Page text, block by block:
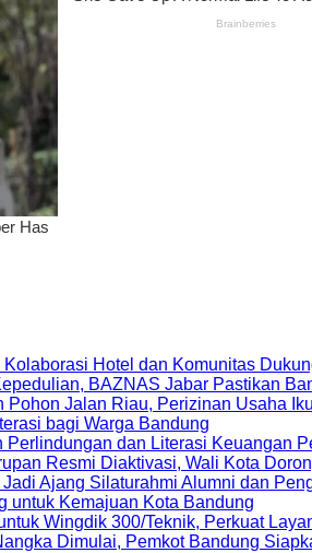
Hotel dan Komunitas
BAZNAS Jabar Pastikan
Pohon Jalan Riau, Perizinan Usaha
bagi Warga Bandung
Perlindungan dan Literasi Keuangan
Resmi Diaktivasi, Wali Kota
Ajang Silaturahmi Alumni dan
untuk Kemajuan Kota Bandung
Wingdik 300/Teknik, Perkuat
Dimulai, Pemkot Bandung